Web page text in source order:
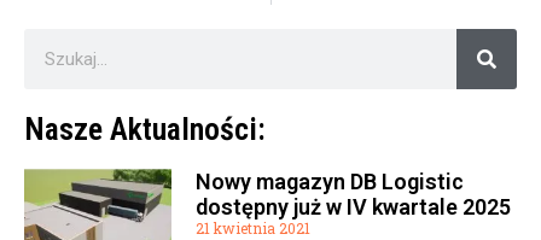
Nasze Aktualności:
Nowy magazyn DB Logistic
dostępny już w IV kwartale 2025
21 kwietnia 2021